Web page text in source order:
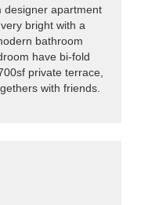
designer apartment
bright with a
bathroom
have bi-fold
private terrace,
with friends.